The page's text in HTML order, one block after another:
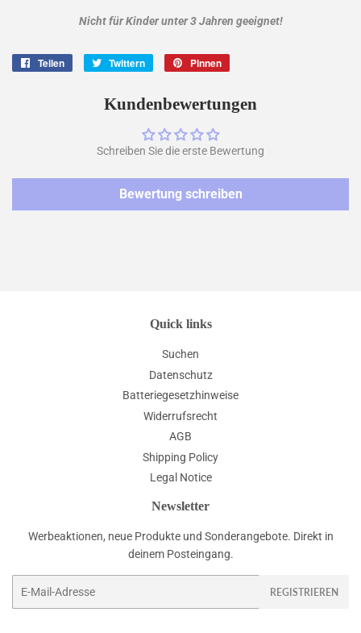
Nicht für Kinder unter 3 Jahren geeignet!
Teilen Twittern
twittern
Pinnen
pinnen
Kundenbewertungen
Schreiben Sie die erste Bewertung
Bewertung schreiben
Quick links
Suchen
Datenschutz
Batteriegesetzhinweise
Widerrufsrecht
AGB
Shipping Policy
Legal Notice
Newsletter
Werbeaktionen, neue Produkte und Sonderangebote. Direkt in
deinem Posteingang.
REGISTRIEREN